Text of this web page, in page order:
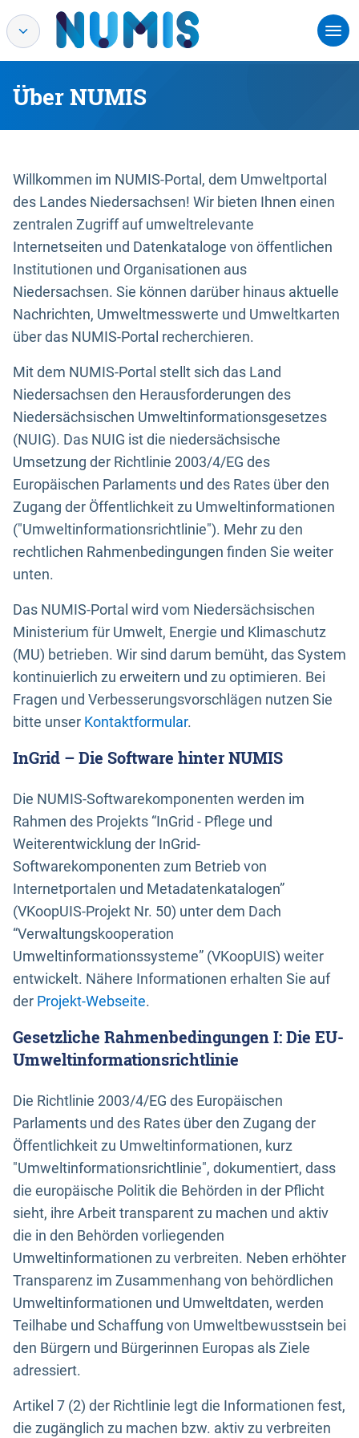
Über NUMIS
Willkommen im NUMIS-Portal, dem Umweltportal
des Landes Niedersachsen! Wir bieten Ihnen einen
zentralen Zugriff auf umweltrelevante
Internetseiten und Datenkataloge von öffentlichen
Institutionen und Organisationen aus
Niedersachsen. Sie können darüber hinaus aktuelle
Nachrichten, Umweltmesswerte und Umweltkarten
über das NUMIS-Portal recherchieren.
Mit dem NUMIS-Portal stellt sich das Land
Niedersachsen den Herausforderungen des
Niedersächsischen Umweltinformationsgesetzes
(NUIG). Das NUIG ist die niedersächsische
Umsetzung der Richtlinie 2003/4/EG des
Europäischen Parlaments und des Rates über den
Zugang der Öffentlichkeit zu Umweltinformationen
("Umweltinformationsrichtlinie"). Mehr zu den
rechtlichen Rahmenbedingungen finden Sie weiter
unten.
Das NUMIS-Portal wird vom Niedersächsischen
Ministerium für Umwelt, Energie und Klimaschutz
(MU) betrieben. Wir sind darum bemüht, das System
kontinuierlich zu erweitern und zu optimieren. Bei
Fragen und Verbesserungsvorschlägen nutzen Sie
bitte unser Kontaktformular.
InGrid – Die Software hinter NUMIS
Die NUMIS-Softwarekomponenten werden im
Rahmen des Projekts “InGrid - Pflege und
Weiterentwicklung der InGrid-
Softwarekomponenten zum Betrieb von
Internetportalen und Metadatenkatalogen”
(VKoopUIS-Projekt Nr. 50) unter dem Dach
“Verwaltungskooperation
Umweltinformationssysteme” (VKoopUIS) weiter
entwickelt. Nähere Informationen erhalten Sie auf
der Projekt-Webseite.
Gesetzliche Rahmenbedingungen I: Die EU-
Umweltinformationsrichtlinie
Die Richtlinie 2003/4/EG des Europäischen
Parlaments und des Rates über den Zugang der
Öffentlichkeit zu Umweltinformationen, kurz
"Umweltinformationsrichtlinie", dokumentiert, dass
die europäische Politik die Behörden in der Pflicht
sieht, ihre Arbeit transparent zu machen und aktiv
die in den Behörden vorliegenden
Umweltinformationen zu verbreiten. Neben erhöhter
Transparenz im Zusammenhang von behördlichen
Umweltinformationen und Umweltdaten, werden
Teilhabe und Schaffung von Umweltbewusstsein bei
den Bürgern und Bürgerinnen Europas als Ziele
adressiert.
Artikel 7 (2) der Richtlinie legt die Informationen fest,
die zugänglich zu machen bzw. aktiv zu verbreiten